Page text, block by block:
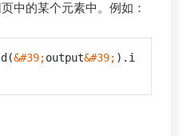
中的某个元素中。例如：
&#39;output&#39; ).i